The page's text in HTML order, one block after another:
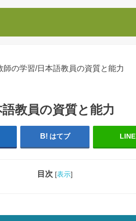
師の学習/日本語教員の資質と能力
教員の資質と能力
はてブ LINE
目次 [表示]